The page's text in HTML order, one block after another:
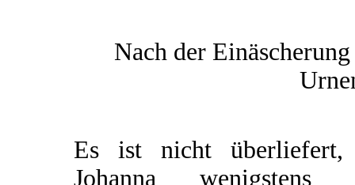
Nach der
Es ist nicht überliefert,
Johanna wenigstens